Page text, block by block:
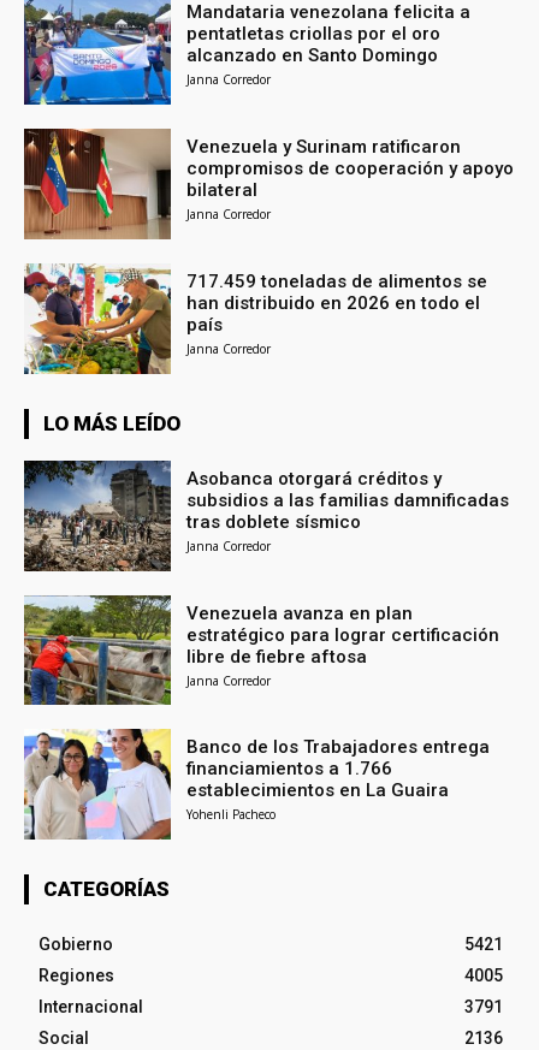
Mandataria venezolana felicita a
pentatletas criollas por el oro
alcanzado en Santo Domingo
Janna Corredor
Venezuela y Surinam ratificaron
compromisos de cooperación y apoyo
bilateral
Janna Corredor
717.459 toneladas de alimentos se
han distribuido en 2026 en todo el
país
Janna Corredor
LO MÁS LEÍDO
Asobanca otorgará créditos y
subsidios a las familias damnificadas
tras doblete sísmico
Janna Corredor
Venezuela avanza en plan
estratégico para lograr certificación
libre de fiebre aftosa
Janna Corredor
Banco de los Trabajadores entrega
financiamientos a 1.766
establecimientos en La Guaira
Yohenli Pacheco
CATEGORÍAS
Gobierno
5421
Regiones
4005
Internacional
3791
Social
2136